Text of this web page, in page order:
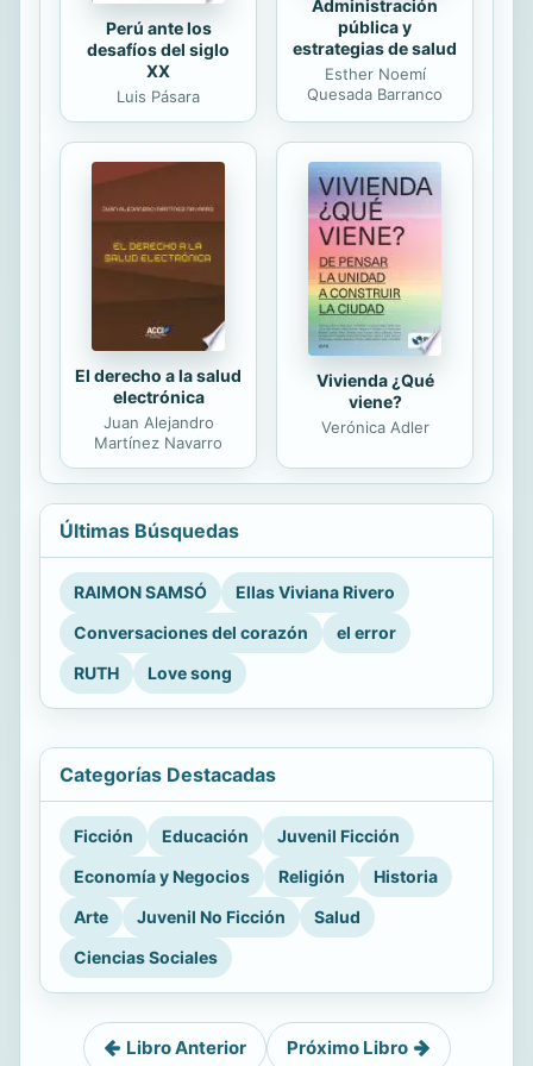
Perú ante los
desafíos del siglo
XX
Luis Pásara
Administración
pública y
estrategias de salud
Esther Noemí
Quesada Barranco
El derecho a la salud
electrónica
Juan Alejandro
Martínez Navarro
Vivienda ¿Qué
viene?
Verónica Adler
Últimas Búsquedas
RAIMON SAMSÓ
Ellas Viviana Rivero
Conversaciones del corazón
el error
RUTH
Love song
Categorías Destacadas
Ficción Educación
Juvenil Ficción
Economía y Negocios
Religión
Historia
Arte
Juvenil No Ficción
Salud
Ciencias Sociales
Libro Anterior Próximo Libro